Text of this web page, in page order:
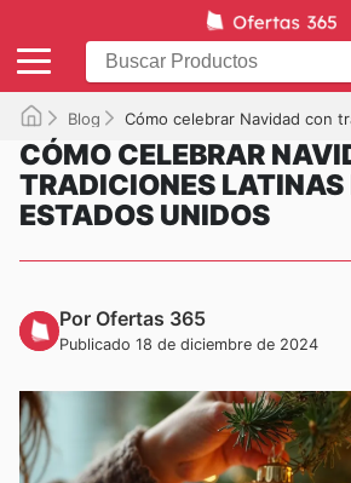
Blog Cómo celebrar Navidad con tradiciones
CÓMO CELEBRAR
TRADICIONES LATINAS
ESTADOS UNIDOS
Por Ofertas 365
Publicado 18 de diciembre de 2024